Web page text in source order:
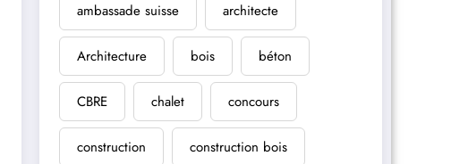
ambassade suisse architecte
Architecture bois béton
CBRE chalet concours
construction construction bois